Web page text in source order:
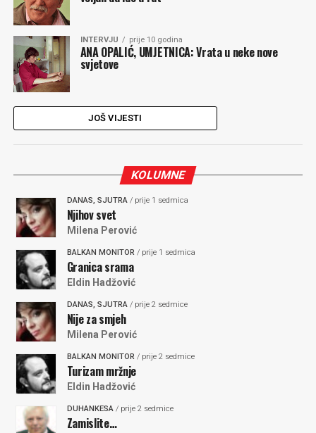
INTERVJU prije 10 godina
ANA OPALIĆ, UMJETNICA: Vrata u neke nove
svjetove
JOŠ VIJESTI
KOLUMNE
DANAS, SJUTRA/ prije 1 sedmica
Njihov svet
Milena Perović
BALKAN MONITOR/ prije 1 sedmica
Granica srama
Eldin Hadžović
DANAS, SJUTRA/ prije 2 sedmice
Nije za smjeh
Milena Perović
BALKAN MONITOR/ prije 2 sedmice
Turizam mržnje
Eldin Hadžović
DUHANKESA/ prije 2 sedmice
Zamislite…